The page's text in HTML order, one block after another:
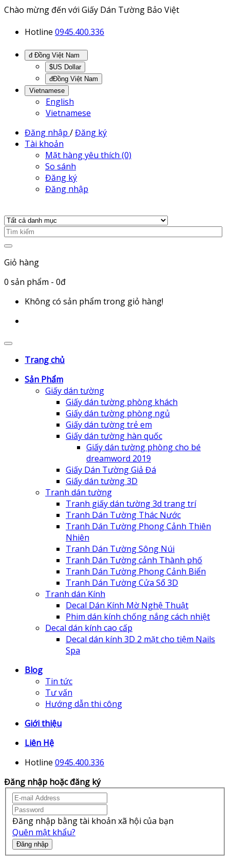
Chào mừng đến với Giấy Dán Tường Bảo Việt
Hotline 0945.400.336
$US Dollar
đĐồng Việt Nam
Vietnamese
English
Vietnamese
Đăng nhập /Đăng ký
Tài khoản
Mặt hàng yêu thích (0)
So sánh
Đăng ký
Đăng nhập
Giỏ hàng
0 sản phẩm - 0đ
Không có sản phẩm trong giỏ hàng!
Trang chủ
Sản Phẩm
Giấy dán tường
Giấy dán tường phòng khách
Giấy dán tường phòng ngủ
Giấy dán tường trẻ em
Giấy dán tường hàn quốc
Giấy dán tường phòng cho bé
dreamword 2019
Giấy Dán Tường Giả Đá
Giấy dán tường 3D
Tranh dán tường
Tranh giấy dán tường 3d trang trí
Tranh Dán Tường Thác Nước
Tranh Dán Tường Phong Cảnh Thiên
Nhiên
Tranh Dán Tường Sông Núi
Tranh Dán Tường cảnh Thành phố
Tranh Dán Tường Phong Cảnh Biển
Tranh Dán Tường Cửa Sổ 3D
Tranh dán Kính
Decal Dán Kính Mờ Nghệ Thuật
Phim dán kính chống nắng cách nhiệt
Decal dán kính cao cấp
Decal dán kính 3D 2 mặt cho tiệm Nails
Spa
Blog
Tin tức
Tư vấn
Hướng dẫn thi công
Giới thiệu
Liên Hệ
Hotline 0945.400.336
Đăng nhập hoặc đăng ký
Đăng nhập bằng tài khoản xã hội của bạn
Quên mật khẩu?
Đăng nhập